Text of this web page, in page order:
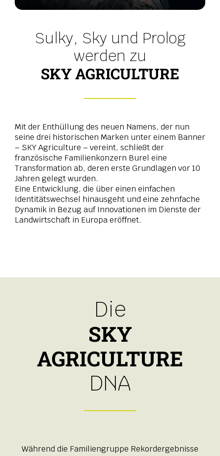
Sulky, Sky und Prolog
werden zu
SKY AGRICULTURE
Mit der Enthüllung des neuen Namens, der nun
seine drei historischen Marken unter einem Banner
– SKY Agriculture – vereint, schließt der
französische Familienkonzern Burel eine
Transformation ab, deren erste Grundlagen vor 10
Jahren gelegt wurden.
Eine Entwicklung, die über einen einfachen
Identitätswechsel hinausgeht und eine zehnfache
Dynamik in Bezug auf Innovationen im Dienste der
Landwirtschaft in Europa eröffnet.
Die
SKY
AGRICULTURE
DNA
Während die Familiengruppe Rekordergebnisse